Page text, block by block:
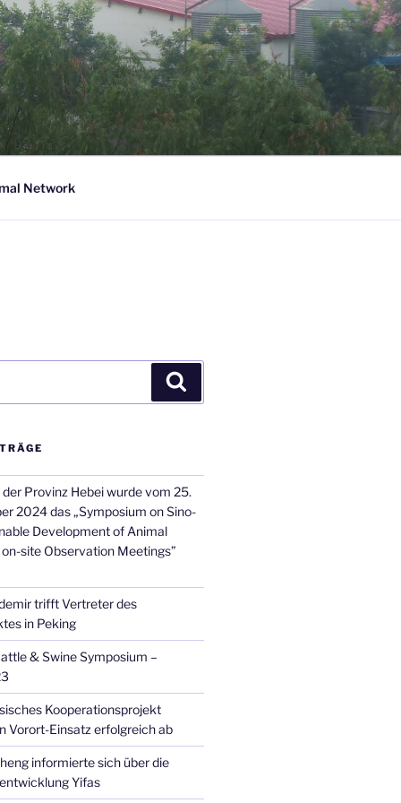
Network
Provinz Hebei wurde vom 25.
2024 das „Symposium on Sino-
Development of Animal
site Observation Meetings”
trifft Vertreter des
in Peking
& Swine Symposium –
Kooperationsprojekt
Vorort-Einsatz erfolgreich ab
informierte sich über die
Yifas